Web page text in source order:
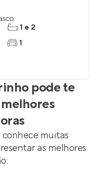
1 e 2
1
pode te
conhece muitas
as melhores